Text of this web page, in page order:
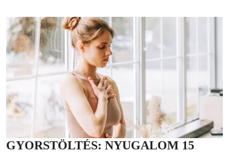
GYORSTÖLTÉS: NYUGALOM 15